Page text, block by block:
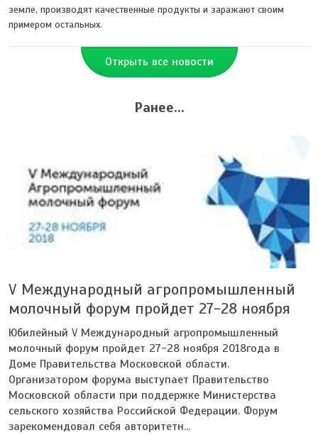
земле, производят качественные продукты и заражают своим
примером остальных.
Открыть все новости
Ранее...
V Международный агропромышленный
молочный форум пройдет 27-28 ноября
Юбилейный V Международный агропромышленный
молочный форум пройдет 27-28 ноября 2018года в
Доме Правительства Московской области.
Организатором форума выступает Правительство
Московской области при поддержке Министерства
сельского хозяйства Российской Федерации. Форум
зарекомендовал себя авторитетн...